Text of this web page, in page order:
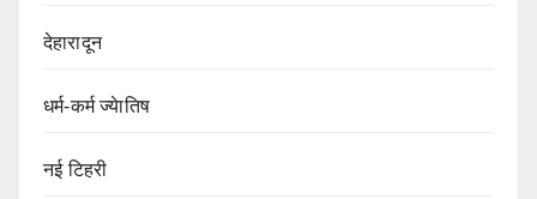
देहारादून
धर्म-कर्म ज्येातिष
नई टिहरी